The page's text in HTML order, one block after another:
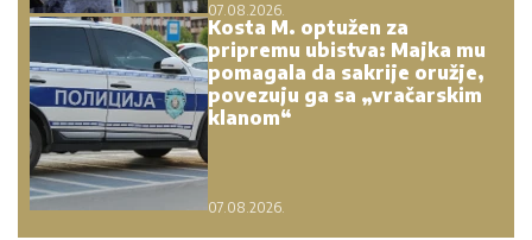
07.08.2026.
Kosta M. optužen za
pripremu ubistva: Majka mu
pomagala da sakrije oružje,
povezuju ga sa „vračarskim
klanom“
07.08.2026.